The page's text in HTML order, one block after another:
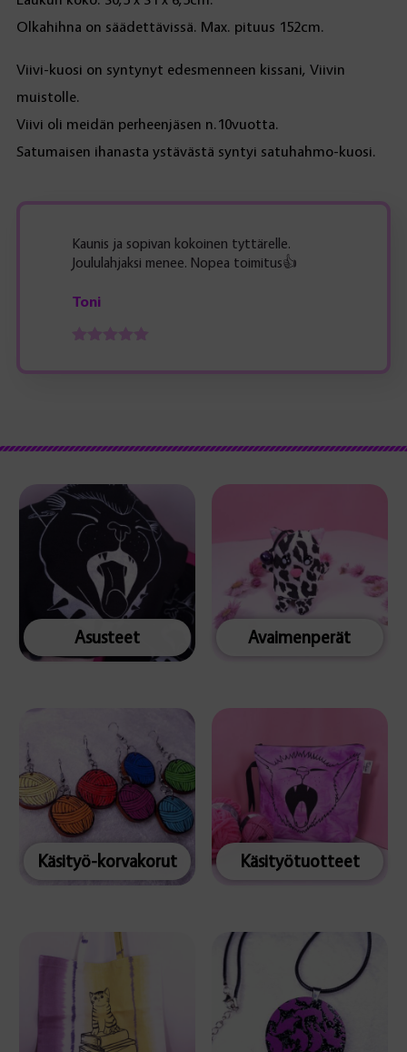
Olkahihna on säädettävissä. Max. pituus 152cm.
Viivi-kuosi on syntynyt edesmenneen kissani, Viivin
muistolle.
Viivi oli meidän perheenjäsen n.10vuotta.
Satumaisen ihanasta ystävästä syntyi satuhahmo-kuosi.
Kaunis ja sopivan kokoinen tyttärelle.
Joululahjaksi menee. Nopea toimitus👍
Toni
Asusteet Avaimenperät
Käsityö-korvakorut Käsityötuotteet